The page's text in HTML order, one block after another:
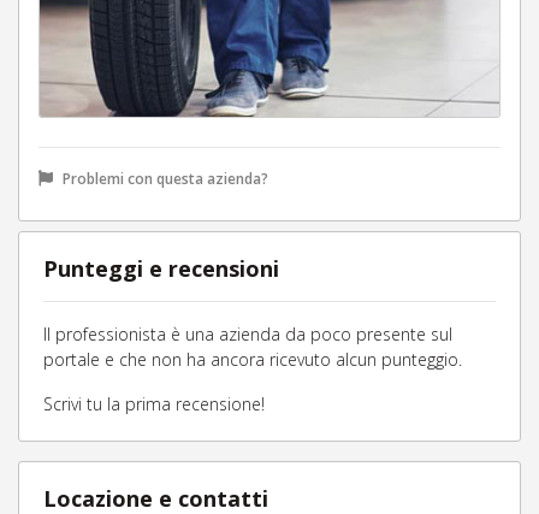
Problemi con questa azienda?
Punteggi e recensioni
Il professionista è una azienda da poco presente sul
portale e che non ha ancora ricevuto alcun punteggio.
Scrivi tu la prima recensione!
Locazione e contatti